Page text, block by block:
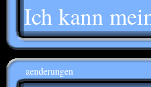
Ich kann
aenderungen